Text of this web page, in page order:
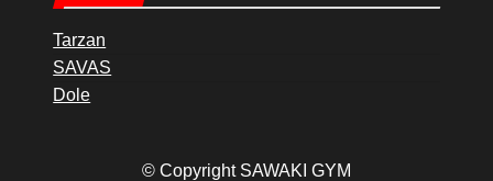
Tarzan
SAVAS
Dole
© Copyright SAWAKI GYM